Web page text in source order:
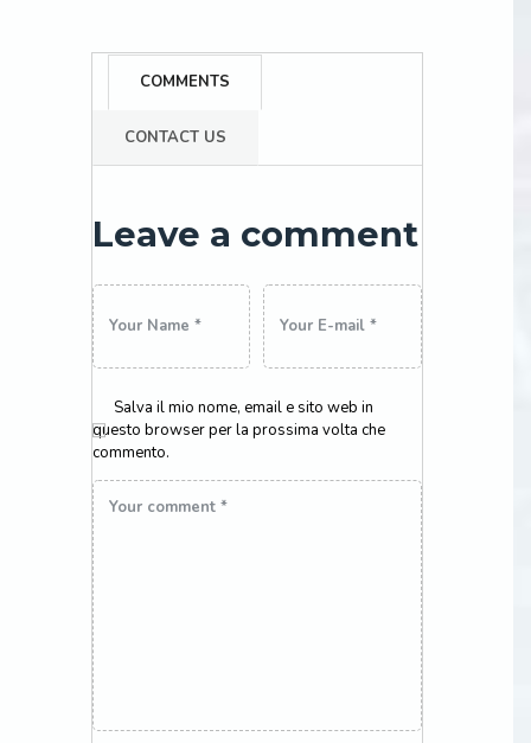
COMMENTS
CONTACT US
Leave a comment
Salva il mio nome, email e sito web in
questo browser per la prossima volta che
commento.
Da noi non e’ un problema
Parcheggia da noi per lavoro o se
parti per piu’ giorni in vacanza, al
tuo ritorno, troverai la tua auto
carica per il viaggio di rientro.